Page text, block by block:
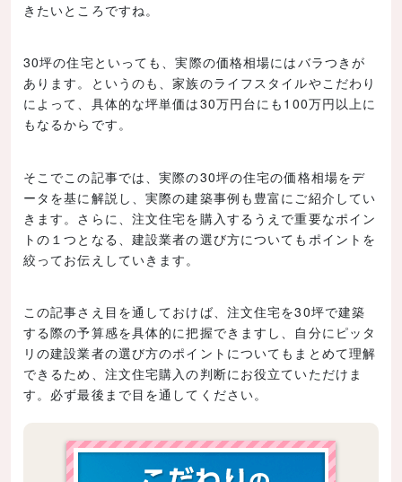
ク
きたいところですね。
30坪の住宅といっても、実際の価格相場にはバラつきが
あります。というのも、家族のライフスタイルやこだわり
によって、具体的な坪単価は30万円台にも100万円以上に
もなるからです。
そこでこの記事では、実際の30坪の住宅の価格相場をデ
ータを基に解説し、実際の建築事例も豊富にご紹介してい
きます。さらに、注文住宅を購入するうえで重要なポイン
トの１つとなる、建設業者の選び方についてもポイントを
絞ってお伝えしていきます。
この記事さえ目を通しておけば、注文住宅を30坪で建築
する際の予算感を具体的に把握できますし、自分にピッタ
リの建設業者の選び方のポイントについてもまとめて理解
できるため、注文住宅購入の判断にお役立ていただけま
す。必ず最後まで目を通してください。